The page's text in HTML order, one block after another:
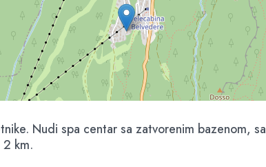
Nudi spa centar sa zatvorenim bazenom,
km.